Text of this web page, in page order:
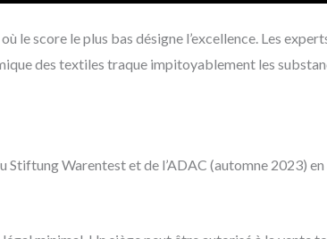
le score le plus bas désigne l’excellence. Les
des textiles traque impitoyablement les
Stiftung Warentest et de l’ADAC (automne 2023)